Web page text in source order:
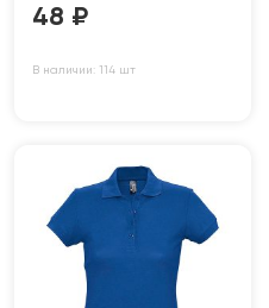
48 ₽
В наличии: 114 шт